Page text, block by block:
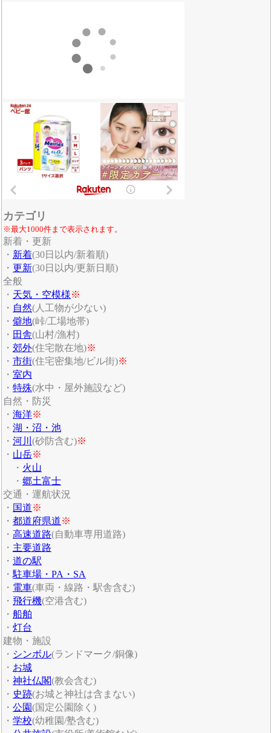
カテゴリ
※最大1000件まで表示されます。
新着・更新
・ 新着(30日以内/新着順)
・ 更新(30日以内/更新日順)
全般
・ 天気・空模様※
・ 自然(人工物が少ない)
・ 僻地(峠/工場地帯)
・ 田舎(山村/漁村)
・ 郊外(住宅散在地)※
・ 市街(住宅密集地/ビル街)※
・ 室内
・ 特殊(水中・屋外施設など)
自然・防災
・ 海洋※
・ 湖・沼・池
・ 河川 (砂防含む)※
・ 山岳※
・ 火山
・ 郷土富士
交通・運航状況
・ 国道※
・ 都道府県道※
・ 高速道路(自動車専用道路)
・ 主要道路
・ 道の駅
・ 駐車場・PA・SA
・ 電車(車両・線路・駅舎含む)
・ 飛行機(空港含む)
・ 船舶
・ 灯台
建物・施設
・ シンボル(ランドマーク/銅像)
・ お城
・ 神社仏閣(教会含む)
・ 史跡(お城と神社は含まない)
・ 公園(国定公園除く)
・ 学校(幼稚園/塾含む)